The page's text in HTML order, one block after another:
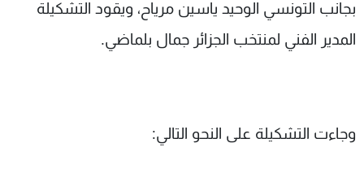
بجانب التونسي الوحيد ياسين مرياح، ويقود التشكيلة
المدير الفني لمنتخب الجزائر جمال بلماضي.
وجاءت التشكيلة على النحو التالي: